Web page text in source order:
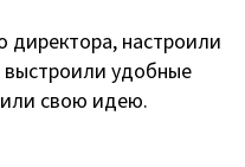
директора, настроили
выстроили удобные
свою идею.